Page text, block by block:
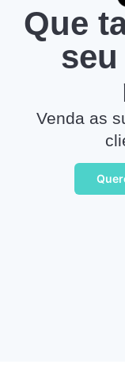
Que
Venda as